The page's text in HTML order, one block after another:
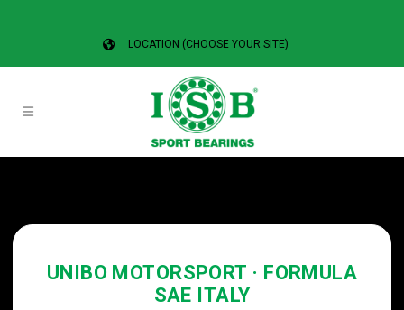
LOCATION (CHOOSE YOUR SITE)
UNIBO MOTORSPORT · FORMULA
SAE ITALY